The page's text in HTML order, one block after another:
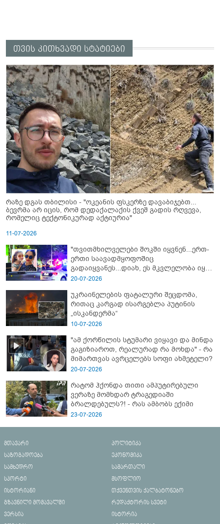
თვის კითხვადი სტატიები
რაზე დგას თბილისი - "ოკეანის ფსკერზე დავაბიჯებთ...
ბევრმა არ იცის, რომ დედაქალაქის ქვეშ გადის რღვევა,
რომელიც ტექტონიკურად აქტიურია"
11-07-2026
"თვითმხილველები შოკში იყვნენ...ერთ-
ერთი საავადმყოფოშიც
გადაიყვანეს...დიახ, ეს მკვლელობა იყო"
- გორში დატრიალებული ტრაგედიის
20-07-2026
უკრაინელების ფატალური შეცდომა,
რითაც კარგად ისარგებლა პუტინის
„ისკანდერმა“
10-07-2026
"ამ ქორწილის სტუმარი ვიყავი და მინდა
გაგიზიაროთ, რეალურად რა მოხდა" - რა
მიმართვას ავრცელებს სოფი ახმეტელი?
20-07-2026
რატომ ჰქონდა თითი ამპუტირებული
ვერაზე მომხდარ ტრაგედიაში
ბრალდებულს?! - რას ამბობს ექიმი
23-07-2026
მთავარი
პოლიტიკა
საზოგადოება
ეკონომიკა
სამხედრო
სამართალი
სპორტი
მსოფლიო
ისტორიანი
თქვენთვის ქალბატონებო
გზავნილი მომავალში
რედაქტორის სვეტი
ვერსია
ისტორია